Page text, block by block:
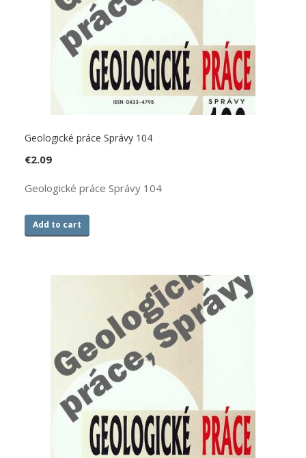
Geologické práce Správy 104
€2.09
Geologické práce Správy 104
Add to cart